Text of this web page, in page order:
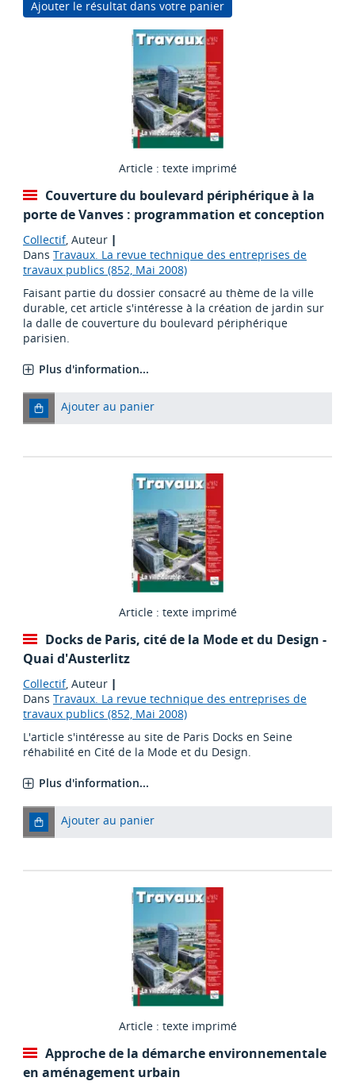
Ajouter le résultat dans votre panier
Article : texte imprimé
Couverture du boulevard périphérique à la
porte de Vanves : programmation et conception
Collectif, Auteur |
Dans Travaux. La revue technique des entreprises de
travaux publics (852, Mai 2008)
Faisant partie du dossier consacré au thème de la ville
durable, cet article s'intéresse à la création de jardin sur
la dalle de couverture du boulevard périphérique
parisien.
Plus d'information...
Ajouter au panier
Article : texte imprimé
Docks de Paris, cité de la Mode et du Design -
Quai d'Austerlitz
Collectif, Auteur |
Dans Travaux. La revue technique des entreprises de
travaux publics (852, Mai 2008)
L'article s'intéresse au site de Paris Docks en Seine
réhabilité en Cité de la Mode et du Design.
Plus d'information...
Ajouter au panier
Article : texte imprimé
Approche de la démarche environnementale
en aménagement urbain